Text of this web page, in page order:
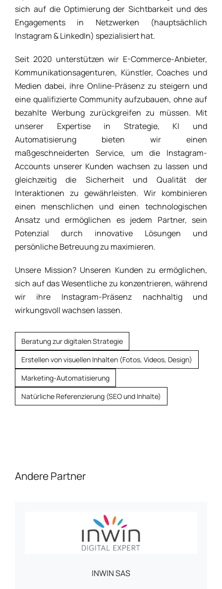
sich auf die Optimierung der Sichtbarkeit und des
Engagements in Netzwerken (hauptsächlich
Instagram & LinkedIn) spezialisiert hat.
Seit 2020 unterstützen wir E-Commerce-Anbieter,
Kommunikationsagenturen, Künstler, Coaches und
Medien dabei, ihre Online-Präsenz zu steigern und
eine qualifizierte Community aufzubauen, ohne auf
bezahlte Werbung zurückgreifen zu müssen. Mit
unserer Expertise in Strategie, KI und
Automatisierung bieten wir einen
maßgeschneiderten Service, um die Instagram-
Accounts unserer Kunden wachsen zu lassen und
gleichzeitig die Sicherheit und Qualität der
Interaktionen zu gewährleisten. Wir kombinieren
einen menschlichen und einen technologischen
Ansatz und ermöglichen es jedem Partner, sein
Potenzial durch innovative Lösungen und
persönliche Betreuung zu maximieren.
Unsere Mission? Unseren Kunden zu ermöglichen,
sich auf das Wesentliche zu konzentrieren, während
wir ihre Instagram-Präsenz nachhaltig und
wirkungsvoll wachsen lassen.
Beratung zur digitalen Strategie
Erstellen von visuellen Inhalten (Fotos, Videos, Design)
Marketing-Automatisierung
Natürliche Referenzierung (SEO und Inhalte)
Andere Partner
INWIN SAS